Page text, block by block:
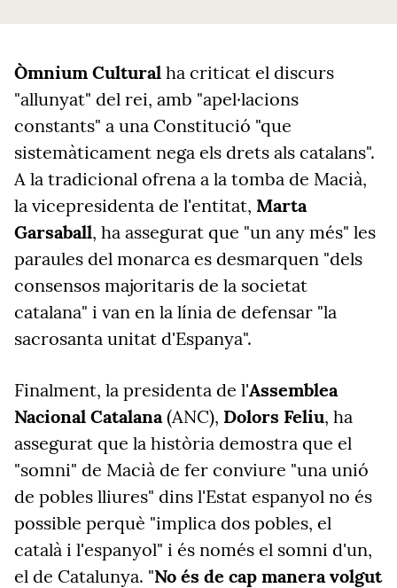
Òmnium Cultural ha criticat el discurs
"allunyat" del rei, amb "apel·lacions
constants" a una Constitució "que
sistemàticament nega els drets als catalans".
A la tradicional ofrena a la tomba de Macià,
la vicepresidenta de l'entitat, Marta
Garsaball, ha assegurat que "un any més" les
paraules del monarca es desmarquen "dels
consensos majoritaris de la societat
catalana" i van en la línia de defensar "la
sacrosanta unitat d'Espanya".
Finalment, la presidenta de l'Assemblea
Nacional Catalana(ANC), Dolors Feliu, ha
assegurat que la història demostra que el
"somni" de Macià de fer conviure "una unió
de pobles lliures" dins l'Estat espanyol no és
possible perquè "implica dos pobles, el
català i l'espanyol" i és només el somni d'un,
el de Catalunya. "No és de cap manera volgut